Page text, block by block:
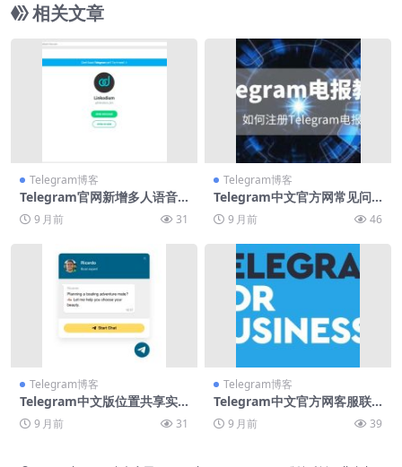
相关文章
Telegram博客
Telegram官网新增多人语音
直播功能
9 月前 31
Telegram博客
Telegram中文官方网常见问
题答疑
9 月前 46
Telegram博客
Telegram中文版位置共享实
时导航
9 月前 31
Telegram博客
Telegram中文官方网客服联
系方式汇总
9 月前 39